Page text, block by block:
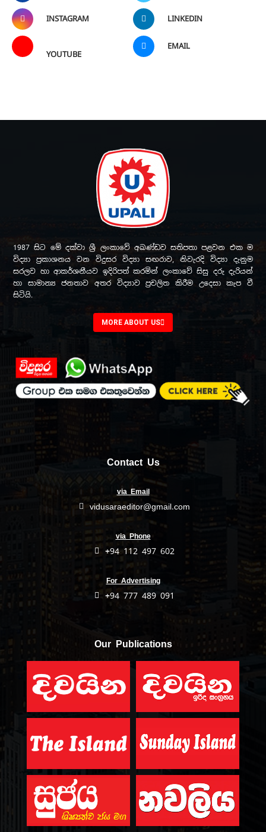
INSTAGRAM LINKEDIN
YOUTUBE
EMAIL
1987 සිට මේ දක්වා ශ්‍රී ලංකාවේ අඛණ්ඩව සතිපතා පළවන එක ම
විද්‍යා ප්‍රකාශනය වන විදුසර විද්‍යා සඟරාව, නිවැරදි විද්‍යා දැනුම
සරලව හා ආකර්ශනීයව ඉදිරිපත් කරමින් ලංකාවේ සිසු දරු දැරියන්
හා සාමාන්‍ය ජනතාව අතර විද්‍යාව ප්‍රචලිත කිරීම උදෙසා කැප වී
සිටියි.
MORE ABOUT US
Contact Us
via Email
vidusaraeditor@gmail.com
via Phone
+94 112 497 602
For Advertising
+94 777 489 091
Our Publications